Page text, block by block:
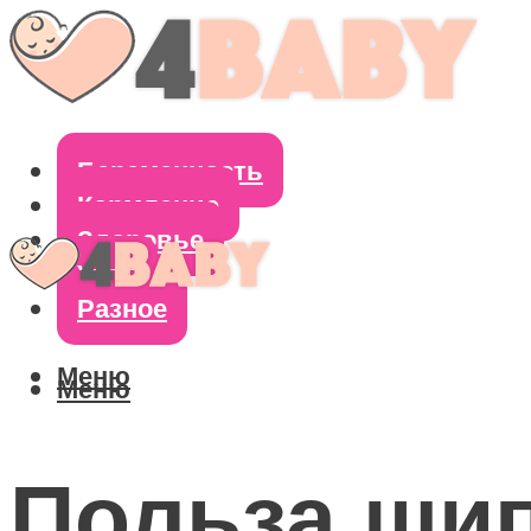
Беременность
Кормление
Здоровье
Уход
Разное
Меню
Меню